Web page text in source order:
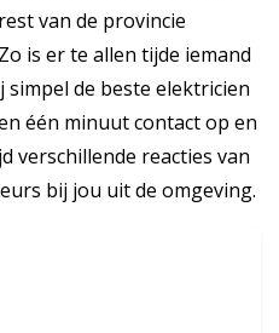
van de provincie
is er te allen tijde iemand
de beste elektricien
één minuut contact op en
verschillende reacties van
bij jou uit de omgeving.